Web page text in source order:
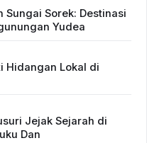
Sungai Sorek: Destinasi
Yudea
Hidangan Lokal di
Jejak Sejarah di
Dan